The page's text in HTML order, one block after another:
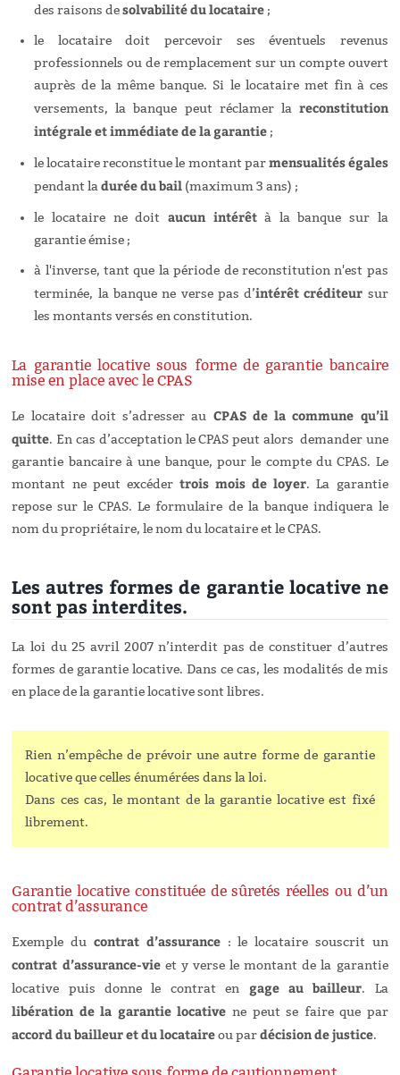
des raisons desolvabilité du locataire ;
le locataire doit percevoir ses éventuels revenus
professionnels ou de remplacement sur un compte ouvert
auprès de la même banque. Si le locataire met fin à ces
versements, la banque peut réclamer la reconstitution
intégrale et immédiate de la garantie ;
le locataire reconstitue le montant parmensualités égales
pendant ladurée du bail (maximum 3 ans) ;
le locataire ne doit aucun intérêtà la banque sur la
garantie émise ;
à l'inverse, tant que la période de reconstitution n'est pas
terminée, la banque ne verse pas d’intérêt créditeur sur
les montants versés en constitution.
La garantie locative sous forme de garantie bancaire
mise en place avec le CPAS
Le locataire doit s’adresser au CPAS de la commune qu’il
quitte. En cas d’acceptation le CPAS peut alors demander une
garantie bancaire à une banque, pour le compte du CPAS. Le
montant ne peut excéder trois mois de loyer. La garantie
repose sur le CPAS. Le formulaire de la banque indiquera le
nom du propriétaire, le nom du locataire et le CPAS.
Les autres formes de garantie locative ne
sont pas interdites.
La loi du 25 avril 2007 n’interdit pas de constituer d’autres
formes de garantie locative. Dans ce cas, les modalités de mis
en place de la garantie locative sont libres.
Rien n’empêche de prévoir une autre forme de garantie
locative que celles énumérées dans la loi.
Dans ces cas, le montant de la garantie locative est fixé
librement.
Garantie locative constituée de sûretés réelles ou d’un
contrat d’assurance
Exemple du contrat d’assurance: le locataire souscrit un
contrat d’assurance-vieet y verse le montant de la garantie
locative puis donne le contrat en gage au bailleur. La
libération de la garantie locative ne peut se faire que par
accord du bailleur et du locataireou pardécision de justice.